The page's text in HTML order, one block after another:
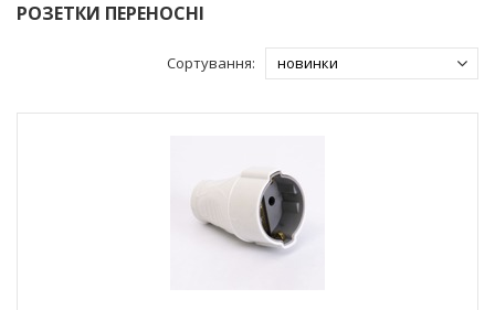
РОЗЕТКИ ПЕРЕНОСНІ
Сортування: